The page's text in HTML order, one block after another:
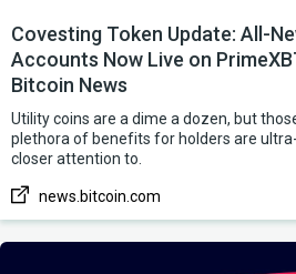
Covesting Token Update: All-
Accounts Now Live on
Bitcoin News
Utility coins are a dime a dozen, but
plethora of benefits for holders are
closer attention to.
news.bitcoin.com